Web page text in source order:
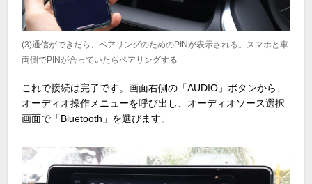
(3)通信ができたら、ペアリングのためのPINが表示される。スマホと車
両側でPINが合っていたらペアリングする
これで接続は完了です。画面右側の「AUDIO」ボタンから、
オーディオ操作メニューを呼び出し、オーディオソース選択
画面で「Bluetooth」を選びます。